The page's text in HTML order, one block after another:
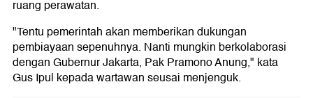
ruang perawatan.
"Tentu pemerintah akan memberikan dukungan
pembiayaan sepenuhnya. Nanti mungkin berkolaborasi
dengan Gubernur Jakarta, Pak Pramono Anung," kata
Gus Ipul kepada wartawan seusai menjenguk.